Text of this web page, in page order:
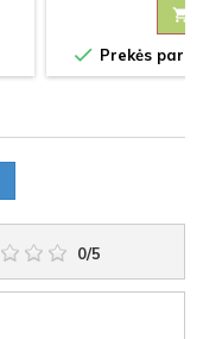

 Prekės
0/5